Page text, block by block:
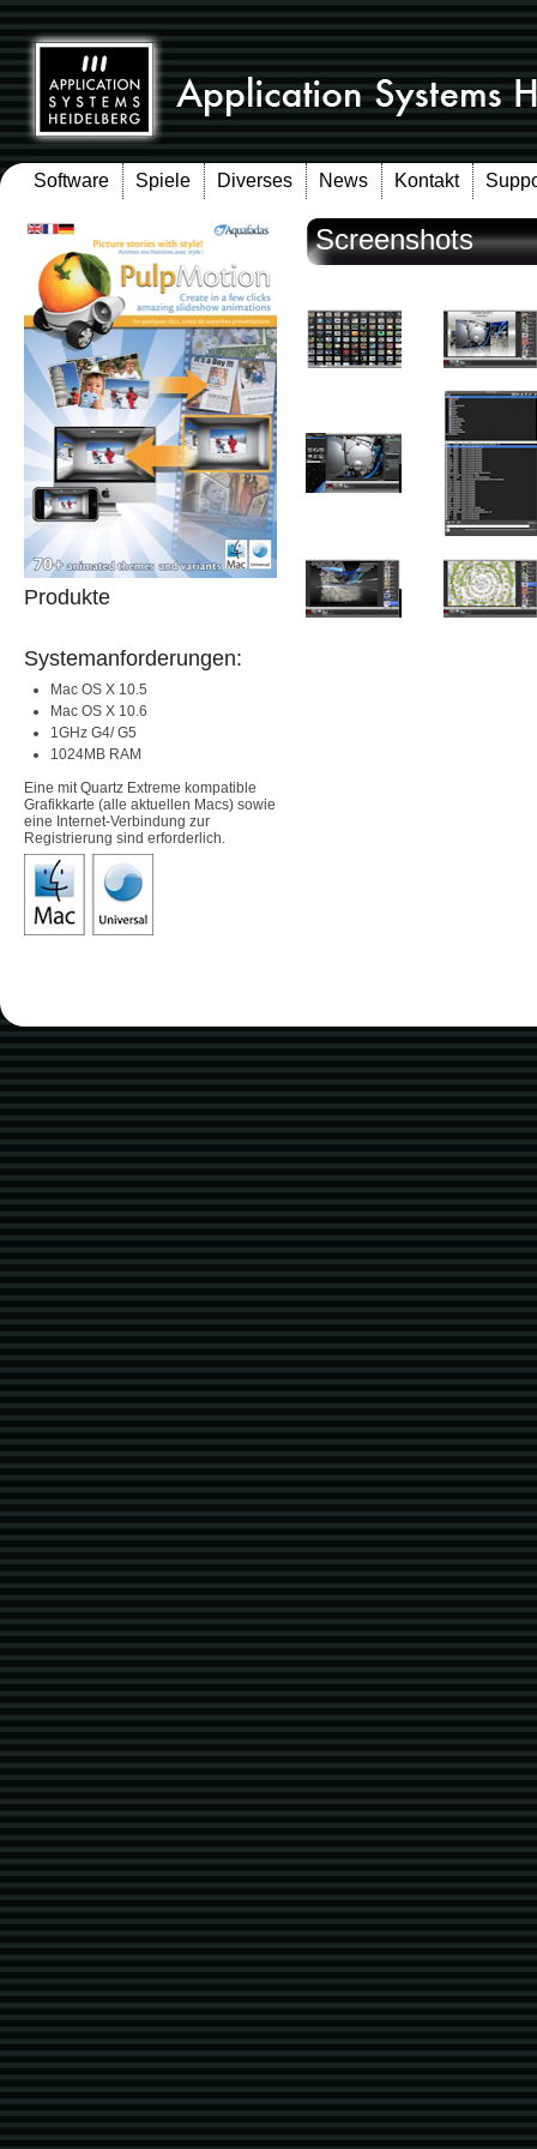
Software Spiele Diverses News Kontakt
Produkte
Systemanforderungen:
Mac OS X 10.5
Mac OS X 10.6
1GHz G4/ G5
1024MB RAM
Eine mit Quartz Extreme kompatible
Grafikkarte (alle aktuellen Macs) sowie
eine Internet-Verbindung zur
Registrierung sind erforderlich.
Screenshots